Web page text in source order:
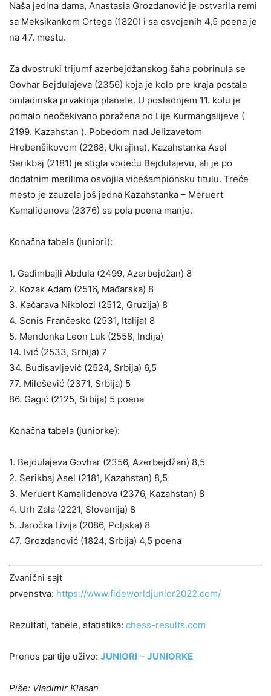
Naša jedina dama, Anastasia Grozdanović je ostvarila remi
sa Meksikankom Ortega (1820) i sa osvojenih 4,5 poena je
na 47. mestu.
Za dvostruki trijumf azerbejdžanskog šaha pobrinula se
Govhar Bejdulajeva (2356) koja je kolo pre kraja postala
omladinska prvakinja planete. U poslednjem 11. kolu je
pomalo neočekivano poražena od Lije Kurmangalijeve (
2199. Kazahstan ). Pobedom nad Jelizavetom
Hrebenšikovom (2268, Ukrajina), Kazahstanka Asel
Serikbaj (2181) je stigla vodeću Bejdulajevu, ali je po
dodatnim merilima osvojila vicešampionsku titulu. Treće
mesto je zauzela još jedna Kazahstanka – Meruert
Kamalidenova (2376) sa pola poena manje.
Konačna tabela (juniori):
1. Gadimbajli Abdula (2499, Azerbejdžan) 8
2. Kozak Adam (2516, Mađarska) 8
3. Kačarava Nikolozi (2512, Gruzija) 8
4. Sonis Frančesko (2531, Italija) 8
5. Mendonka Leon Luk (2558, Indija)
14. Ivić (2533, Srbija) 7
34. Budisavljević (2524, Srbija) 6,5
77. Milošević (2371, Srbija) 5
86. Gagić (2125, Srbija) 5 poena
Konačna tabela (juniorke):
1. Bejdulajeva Govhar (2356, Azerbejdžan) 8,5
2. Serikbaj Asel (2181, Kazahstan) 8,5
3. Meruert Kamalidenova (2376, Kazahstan) 8
4. Urh Zala (2221, Slovenija) 8
5. Jaročka Livija (2086, Poljska) 8
47. Grozdanović (1824, Srbija) 4,5 poena
Zvanični sajt
prvenstva: https://www.fideworldjunior2022.com/
Rezultati, tabele, statistika: chess-results.com
Prenos partije uživo: JUNIORI – JUNIORKE
Piše: Vladimir Klasan